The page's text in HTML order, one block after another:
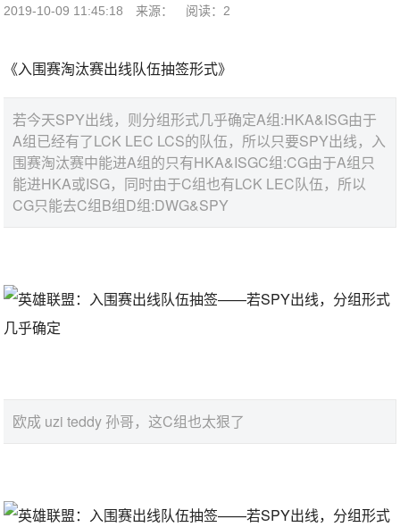
2019-10-09 11:45:18 来源： 阅读：2
《入围赛淘汰赛出线队伍抽签形式》
若今天SPY出线，则分组形式几乎确定A组:HKA&ISG由于
A组已经有了LCK LEC LCS的队伍，所以只要SPY出线，入
围赛淘汰赛中能进A组的只有HKA&ISGC组:CG由于A组只
能进HKA或ISG，同时由于C组也有LCK LEC队伍，所以
CG只能去C组B组D组:DWG&SPY
欧成 uzi teddy 孙哥，这C组也太狠了